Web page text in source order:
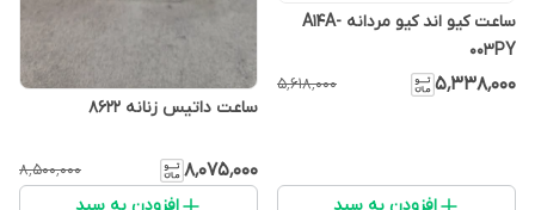
ساعت کیو اند کیو مردانه A14A-
003PY
۵٬۳۳۸٬۰۰۰ ۵٬۶۱۸٬۰۰۰
ساعت داتیس زنانه 8622
۸٬۰۷۵٬۰۰۰ ۸٬۵۰۰٬۰۰۰